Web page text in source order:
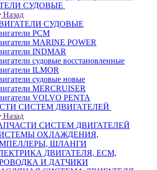
СУДОВЫЕ
Назад
СУДОВЫЕ
PCM
MARINE POWER
INDMAR
судовые восстановленные
ILMOR
судовые новые
MERCRUISER
VOLVO PENTA
СИСТЕМ ДВИГАТЕЛЕЙ
Назад
СИСТЕМ ДВИГАТЕЛЕЙ
ОХЛАЖДЕНИЯ,
ШЛАНГИ
ДВИГАТЕЛЯ, ECM,
И ДАТЧИКИ